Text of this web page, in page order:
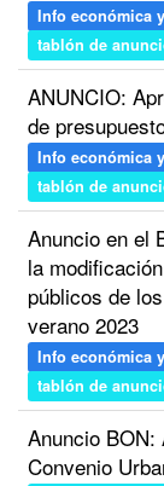
Info económica
tablón de
ANUNCIO:
de
Info económica
tablón de
Anuncio en el
la
públicos de
verano 2023
Info económica
tablón de
Anuncio
Convenio